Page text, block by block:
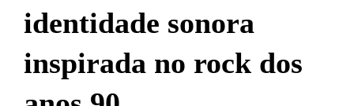
identidade sonora
inspirada no rock dos